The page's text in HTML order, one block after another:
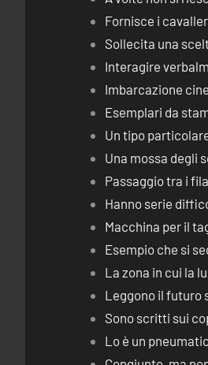
Fornisce i
Sollecita una
Interagire
Imbarcazione
Esemplari da
Un tipo
Una mossa degli
Passaggio tra i
Hanno serie
Macchina per il
Esempio che si
La zona in cui la
Leggono il futuro
Sono scritti sui
Lo è un